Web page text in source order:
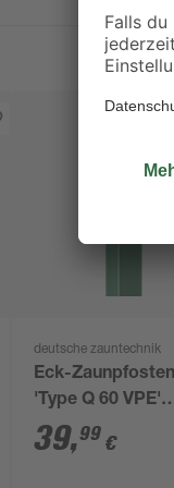
deutsche zauntechnik
Eck-Zaunpfosten
'Type Q 60 VPE'
moosgrün 170
Zaunhöhe bis
39,99 €